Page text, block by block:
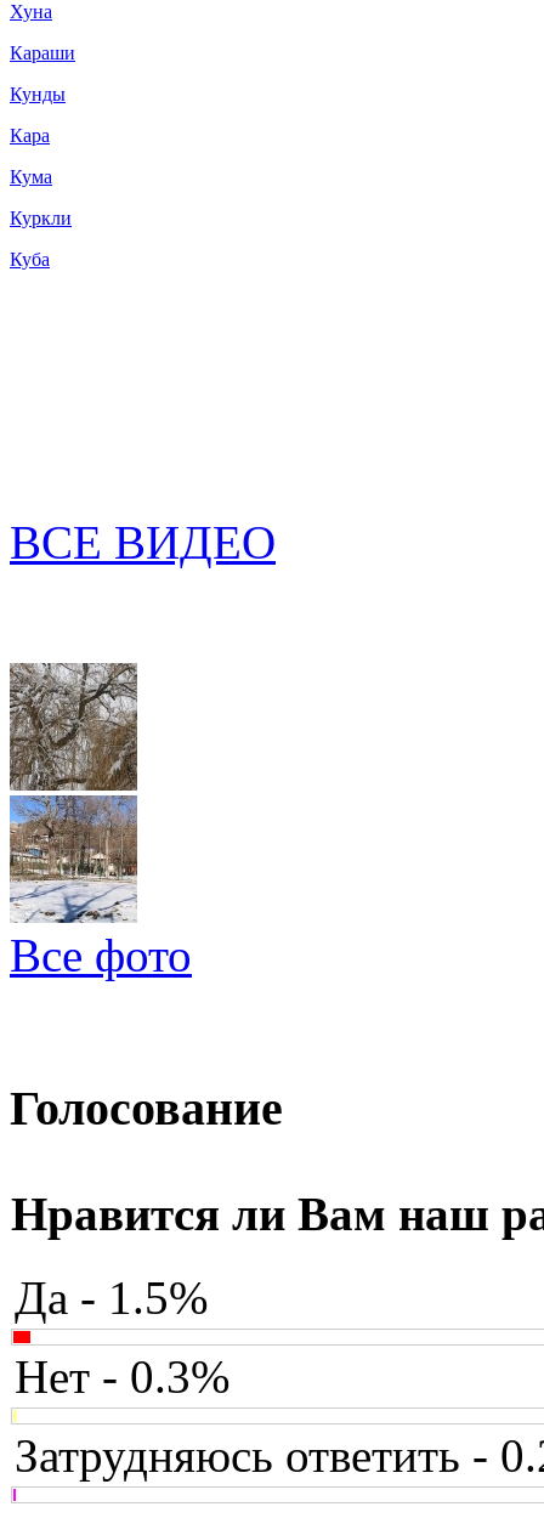
Хуна
Караши
Кунды
Кара
Кума
Куркли
Куба
ВСЕ ВИДЕО
Все фото
Голосование
Нравится ли Вам наш
Да - 1.5%
Нет - 0.3%
Затрудняюсь ответить -